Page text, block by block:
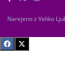
Narejeno z Veliko